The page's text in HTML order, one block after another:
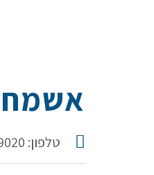
אשמח
טלפון: 050-628-9020